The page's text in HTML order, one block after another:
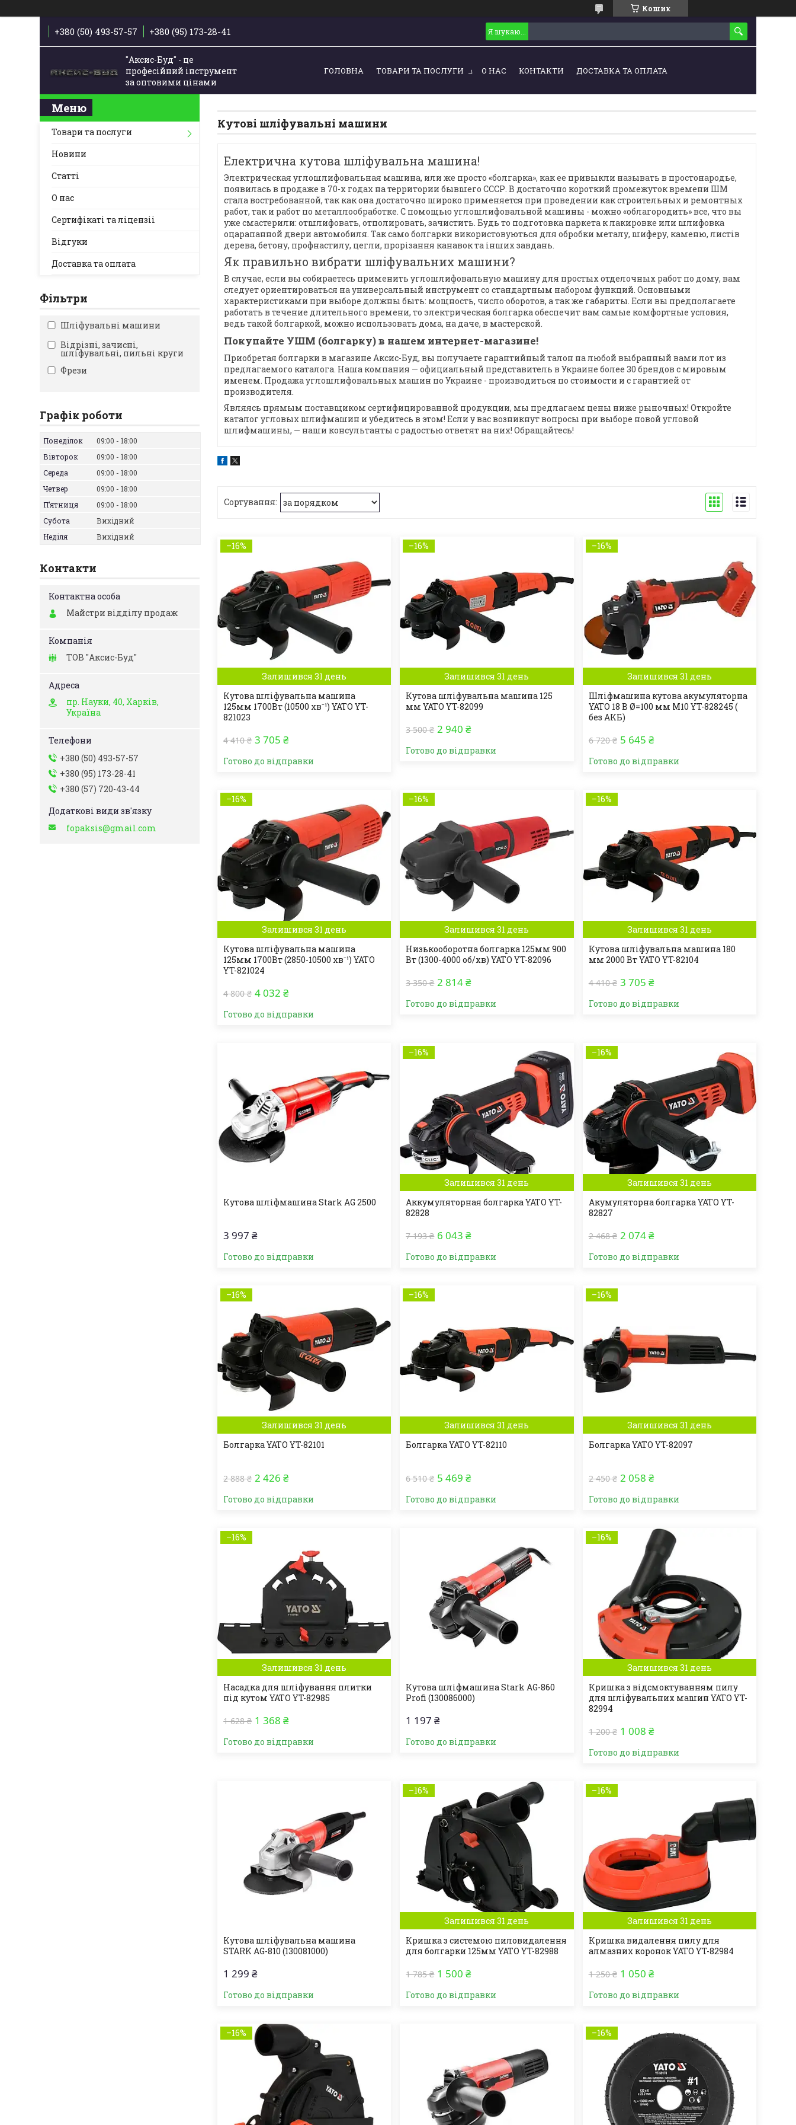
Кошик
+380 (50) 493-57-57 +380 (95) 173-28-41
"Аксис-Буд" - це
професійний інструмент
за оптовими цінами
ГОЛОВНА ТОВАРИ ТА ПОСЛУГИ О НАС КОНТАКТИ ДОСТАВКА ТА ОПЛАТА
Кутові шліфувальні машини
Електрична кутова шліфувальна машина!
Электрическая углошлифовальная машина, или же просто «болгарка», как ее привыкли называть в простонародье,
появилась в продаже в 70-х годах на территории бывшего СССР. В достаточно короткий промежуток времени ШМ
стала востребованной, так как она достаточно широко применяется при проведении как строительных и ремонтных
работ, так и работ по металлообработке. С помощью углошлифовальной машины - можно «облагородить» все, что вы
уже смастерили: отшлифовать, отполировать, зачистить. Будь то подготовка паркета к лакировке или шлифовка
оцарапанной двери автомобиля. Так само болгарки використовуються для обробки металу, шиферу, каменю, листів
дерева, бетону, профнастилу, цегли, прорізання канавок та інших завдань.
Як правильно вибрати шліфувальних машини?
В случае, если вы собираетесь применить углошлифовальную машину для простых отделочных работ по дому, вам
следует ориентироваться на универсальный инструмент со стандартным набором функций. Основными
характеристиками при выборе должны быть: мощность, число оборотов, а так же габариты. Если вы предполагаете
работать в течение длительного времени, то электрическая болгарка обеспечит вам самые комфортные условия,
ведь такой болгаркой, можно использовать дома, на даче, в мастерской.
Покупайте УШМ (болгарку) в нашем интернет-магазине!
Приобретая болгарки в магазине Аксис-Буд, вы получаете гарантийный талон на любой выбранный вами лот из
предлагаемого каталога. Наша компания — официальный представитель в Украине более 30 брендов с мировым
именем. Продажа углошлифовальных машин по Украине - производиться по стоимости и с гарантией от
производителя.
Являясь прямым поставщиком сертифицированной продукции, мы предлагаем цены ниже рыночных! Откройте
каталог угловых шлифмашин и убедитесь в этом! Если у вас возникнут вопросы при выборе новой угловой
шлифмашины, — наши консультанты с радостью ответят на них! Обращайтесь!
–16%
Залишився 31 день
Кутова шліфувальна машина
125мм 1700Вт (10500 хв⁻¹) YATO YT-
821023
4 410 ₴ 3 705 ₴
Готово до відправки
–16%
Залишився 31 день
Кутова шліфувальна машина 125
мм YATO YT-82099
3 500 ₴ 2 940 ₴
Готово до відправки
–16%
Залишився 31 день
Шліфмашина кутова акумуляторна
YATO 18 В Ø=100 мм М10 YT-828245 (
без АКБ)
6 720 ₴ 5 645 ₴
Готово до відправки
–16%
Залишився 31 день
Кутова шліфувальна машина
125мм 1700Вт (2850-10500 хв⁻¹) YATO
YT-821024
4 800 ₴ 4 032 ₴
Готово до відправки
–16%
Залишився 31 день
Низькооборотна болгарка 125мм 900
Вт (1300-4000 об/хв) YATO YT-82096
3 350 ₴ 2 814 ₴
Готово до відправки
–16%
Залишився 31 день
Кутова шліфувальна машина 180
мм 2000 Вт YATO YT-82104
4 410 ₴ 3 705 ₴
Готово до відправки
Кутова шліфмашина Stark AG 2500
3 997 ₴
Готово до відправки
–16%
Залишився 31 день
Аккумуляторная болгарка YATO YT-
82828
7 193 ₴ 6 043 ₴
Готово до відправки
–16%
Залишився 31 день
Акумуляторна болгарка YATO YT-
82827
2 468 ₴ 2 074 ₴
Готово до відправки
–16%
Залишився 31 день
Болгарка YATO YT-82101
2 888 ₴ 2 426 ₴
Готово до відправки
–16%
Залишився 31 день
Болгарка YATO YT-82110
6 510 ₴ 5 469 ₴
Готово до відправки
–16%
Залишився 31 день
Болгарка YATO YT-82097
2 450 ₴ 2 058 ₴
Готово до відправки
–16%
Залишився 31 день
Насадка для шліфування плитки
під кутом YATO YT-82985
1 628 ₴ 1 368 ₴
Готово до відправки
Кутова шліфмашина Stark AG-860
Profi (130086000)
1 197 ₴
Готово до відправки
–16%
Залишився 31 день
Кришка з відсмоктуванням пилу
для шліфувальних машин YATO YT-
82994
1 200 ₴ 1 008 ₴
Готово до відправки
Кутова шліфувальна машина
STARK AG-810 (130081000)
1 299 ₴
Готово до відправки
–16%
Залишився 31 день
Кришка з системою пиловидалення
для болгарки 125мм YATO YT-82988
1 785 ₴ 1 500 ₴
Готово до відправки
–16%
Залишився 31 день
Кришка видалення пилу для
алмазних коронок YATO YT-82984
1 250 ₴ 1 050 ₴
Готово до відправки
–16% –16%
Товари та послуги
Новини
Статті
О нас
Сертифікаті та ліцензіі
Відгуки
Доставка та оплата
Фільтри
Шліфувальні машини
Відрізні, зачисні,
шліфувальні, пильні круги
Фрези
Графік роботи
Понеділок 09:00
18:00
Вівторок
09:00
18:00
Середа
09:00
18:00
Четвер
09:00
18:00
Пʼятниця
09:00
18:00
Субота
Вихідний
Неділя
Вихідний
Контакти
Майстри відділу продаж
ТОВ "Аксис-Буд"
пр. Науки, 40, Харків,
Україна
+380 (50) 493-57-57
+380 (95) 173-28-41
+380 (57) 720-43-44
fopaksis@gmail.com